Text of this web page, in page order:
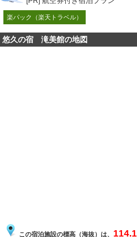
楽パック（楽天トラベル）
悠久の宿 滝美館の地図
この宿泊施設の標高（海抜）は、 114.1